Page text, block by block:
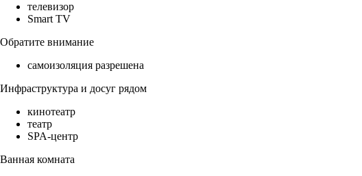
телевизор
Smart TV
Обратите внимание
самоизоляция разрешена
Инфраструктура и досуг рядом
кинотеатр
театр
SPA-центр
Ванная комната